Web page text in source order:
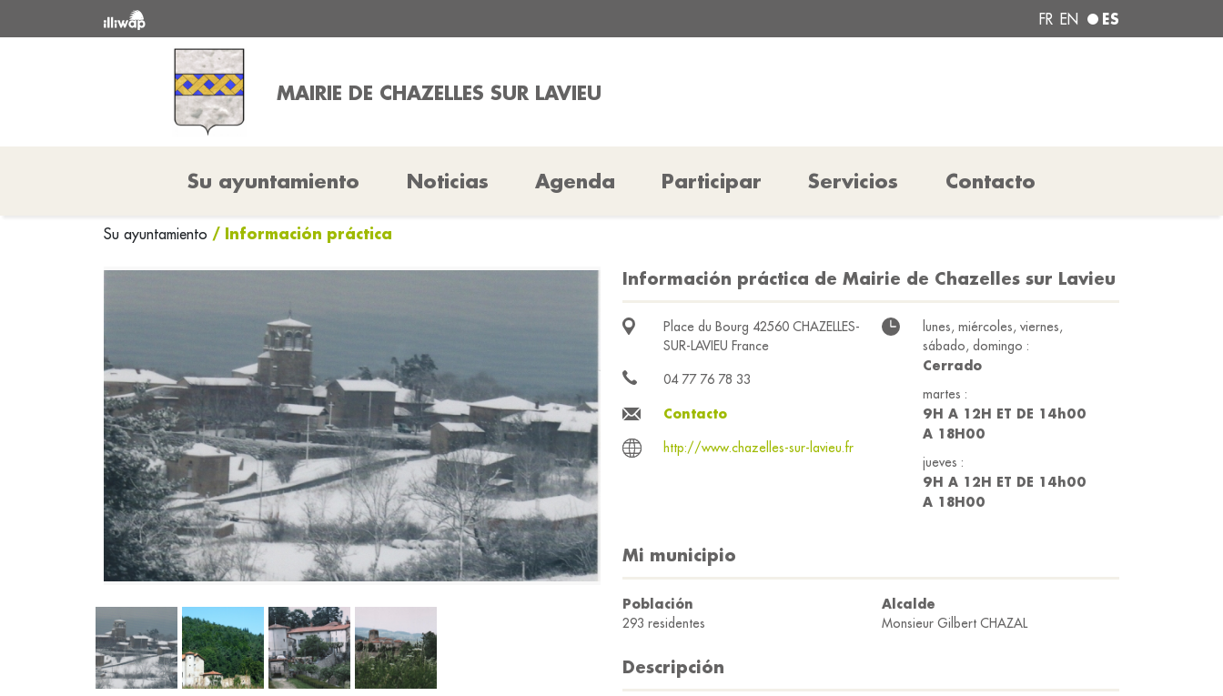
FR EN ES
MAIRIE DE CHAZELLES SUR LAVIEU
Su ayuntamiento Noticias Agenda Participar Servicios Contacto
Su ayuntamiento / Información práctica
Información práctica de Mairie de Chazelles sur Lavieu
Place du Bourg 42560 CHAZELLES-
SUR-LAVIEU France
04 77 76 78 33
Contacto
http://www.chazelles-sur-lavieu.fr
lunes, miércoles, viernes,
sábado, domingo :
Cerrado
martes :
9H A 12H ET DE 14h00
A 18H00
jueves :
9H A 12H ET DE 14h00
A 18H00
Mi municipio
Población
293 residentes
Alcalde
Monsieur Gilbert CHAZAL
Descripción